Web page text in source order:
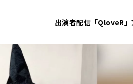
出演者配信「QloveR」